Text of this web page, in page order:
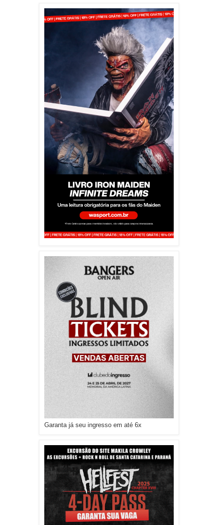
Garanta já seu ingresso em até 6x